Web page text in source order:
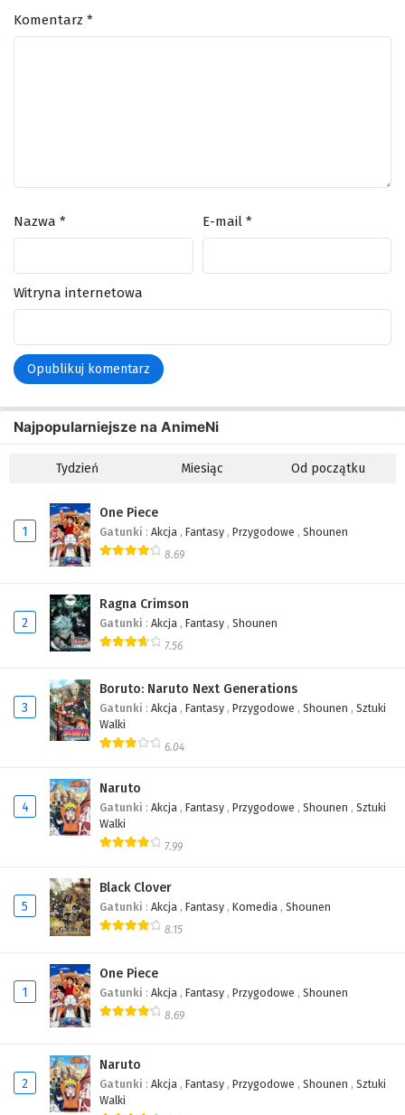
Komentarz *
Nazwa * E-mail *
Witryna internetowa
Najpopularniejsze na AnimeNi
Tydzień Miesiąc Od początku
1
One Piece
Gatunki : Akcja , Fantasy , Przygodowe , Shounen
8.69
2
Ragna Crimson
Gatunki : Akcja , Fantasy , Shounen
7.56
3
Boruto: Naruto Next Generations
Gatunki : Akcja , Fantasy , Przygodowe , Shounen , Sztuki
Walki
6.04
4
Naruto
Gatunki : Akcja , Fantasy , Przygodowe , Shounen , Sztuki
Walki
7.99
5
Black Clover
Gatunki : Akcja , Fantasy , Komedia , Shounen
8.15
1
One Piece
Gatunki : Akcja , Fantasy , Przygodowe , Shounen
8.69
2
Naruto
Gatunki : Akcja , Fantasy , Przygodowe , Shounen , Sztuki
Walki